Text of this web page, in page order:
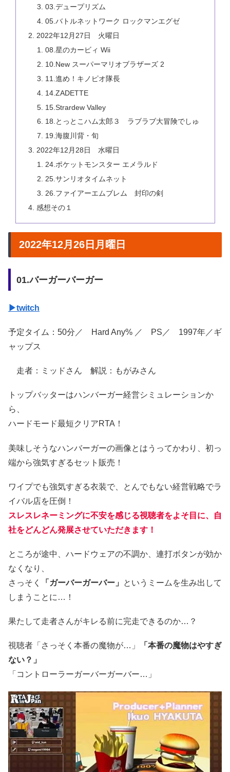
03.デュープリズム
05.バトルネットワーク ロックマンエグゼ
2022年12月27日 火曜日
08.星のカービィ Wii
10.New スーパーマリオブラザーズ 2
11.進め！キノピオ隊長
14.ZADETTE
15.Strardew Valley
18.とっとこハム太郎３ ラブラブ大冒険でしゅ
19.海腹川背・旬
2022年12月28日 水曜日
24.ポケットモンスター エメラルド
25.サンリオタイムネット
26.ファイアーエムブレム 封印の剣
感想その１
2022年12月26日月曜日
01.バーガーバーガー
▶twitch
予定タイム：50分／ Hard Any% ／ PS／ 1997年／ギ
ャップス
走者：ミッドさん 解説：もがみさん
トップバッターはハンバーガー経営シミュレーションか
ら、
ハードモード最短クリアRTA！
美味しそうなハンバーガーの画像とはうってかわり、初っ
端から強気すぎるセット販売！
ワイプでも強気すぎる衣装で、とんでもない経営戦略でラ
イバル店を圧倒！
スレスレネーミングに不安を感じる視聴者をよそ目に、自
社をどんどん発展させていただきます！
ところが途中、ハードウェアの不調か、連打ボタンが効か
なくなり、
さっそく
「ガーバーガーバー」
というミームを生み出して
しまうことに…！
果たして走者さんがキレる前に完走できるのか…？
視聴者「さっそく本番の魔物が…」
「本番の魔物はやすぎ
ない？」
「コントローラーガーバーガーバー…」